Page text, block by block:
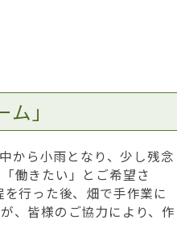
」
から小雨となり、少し残念
働きたい」とご希望さ
行った後、畑で手作業に
、皆様のご協力により、作